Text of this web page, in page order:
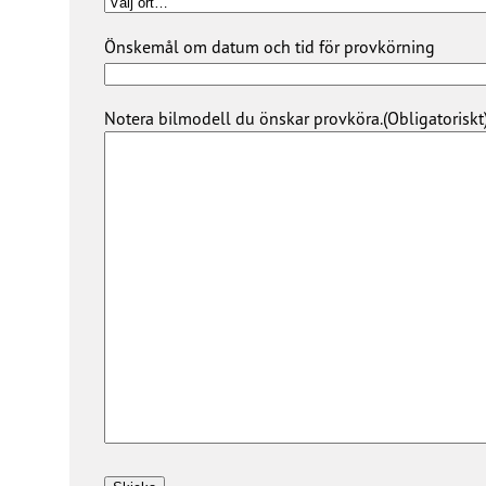
Önskemål om datum och tid för provkörning
Notera bilmodell du önskar provköra.